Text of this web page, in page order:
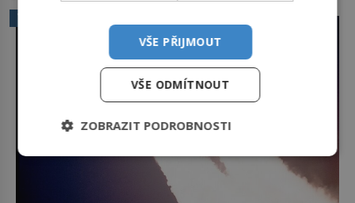
VĚDA A TECHNIKA
VŠE PŘIJMOUT
VŠE ODMÍTNOUT
ZOBRAZIT PODROBNOSTI